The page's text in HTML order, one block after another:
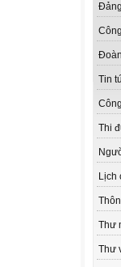
Tin
Thi
Lịch
Thư
Thư